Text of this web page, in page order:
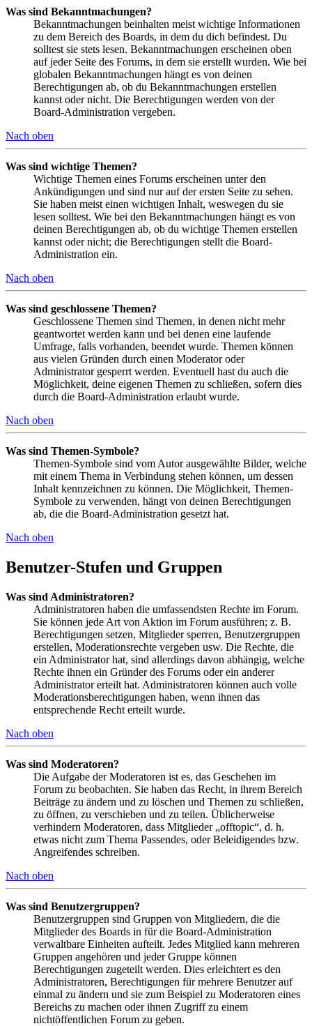
Was sind Bekanntmachungen?
Bekanntmachungen beinhalten meist wichtige Informationen
zu dem Bereich des Boards, in dem du dich befindest. Du
solltest sie stets lesen. Bekanntmachungen erscheinen oben
auf jeder Seite des Forums, in dem sie erstellt wurden. Wie bei
globalen Bekanntmachungen hängt es von deinen
Berechtigungen ab, ob du Bekanntmachungen erstellen
kannst oder nicht. Die Berechtigungen werden von der
Board-Administration vergeben.
Nach oben
Was sind wichtige Themen?
Wichtige Themen eines Forums erscheinen unter den
Ankündigungen und sind nur auf der ersten Seite zu sehen.
Sie haben meist einen wichtigen Inhalt, weswegen du sie
lesen solltest. Wie bei den Bekanntmachungen hängt es von
deinen Berechtigungen ab, ob du wichtige Themen erstellen
kannst oder nicht; die Berechtigungen stellt die Board-
Administration ein.
Nach oben
Was sind geschlossene Themen?
Geschlossene Themen sind Themen, in denen nicht mehr
geantwortet werden kann und bei denen eine laufende
Umfrage, falls vorhanden, beendet wurde. Themen können
aus vielen Gründen durch einen Moderator oder
Administrator gesperrt werden. Eventuell hast du auch die
Möglichkeit, deine eigenen Themen zu schließen, sofern dies
durch die Board-Administration erlaubt wurde.
Nach oben
Was sind Themen-Symbole?
Themen-Symbole sind vom Autor ausgewählte Bilder, welche
mit einem Thema in Verbindung stehen können, um dessen
Inhalt kennzeichnen zu können. Die Möglichkeit, Themen-
Symbole zu verwenden, hängt von deinen Berechtigungen
ab, die die Board-Administration gesetzt hat.
Nach oben
Benutzer-Stufen und Gruppen
Was sind Administratoren?
Administratoren haben die umfassendsten Rechte im Forum.
Sie können jede Art von Aktion im Forum ausführen; z. B.
Berechtigungen setzen, Mitglieder sperren, Benutzergruppen
erstellen, Moderationsrechte vergeben usw. Die Rechte, die
ein Administrator hat, sind allerdings davon abhängig, welche
Rechte ihnen ein Gründer des Forums oder ein anderer
Administrator erteilt hat. Administratoren können auch volle
Moderationsberechtigungen haben, wenn ihnen das
entsprechende Recht erteilt wurde.
Nach oben
Was sind Moderatoren?
Die Aufgabe der Moderatoren ist es, das Geschehen im
Forum zu beobachten. Sie haben das Recht, in ihrem Bereich
Beiträge zu ändern und zu löschen und Themen zu schließen,
zu öffnen, zu verschieben und zu teilen. Üblicherweise
verhindern Moderatoren, dass Mitglieder „offtopic“, d. h.
etwas nicht zum Thema Passendes, oder Beleidigendes bzw.
Angreifendes schreiben.
Nach oben
Was sind Benutzergruppen?
Benutzergruppen sind Gruppen von Mitgliedern, die die
Mitglieder des Boards in für die Board-Administration
verwaltbare Einheiten aufteilt. Jedes Mitglied kann mehreren
Gruppen angehören und jeder Gruppe können
Berechtigungen zugeteilt werden. Dies erleichtert es den
Administratoren, Berechtigungen für mehrere Benutzer auf
einmal zu ändern und sie zum Beispiel zu Moderatoren eines
Bereichs zu machen oder ihnen Zugriff zu einem
nichtöffentlichen Forum zu geben.